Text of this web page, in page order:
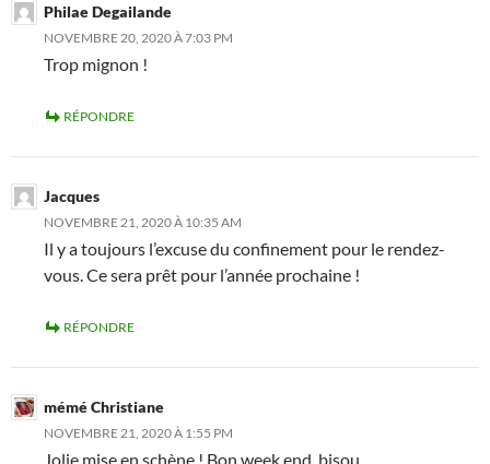
Philae Degailande
NOVEMBRE 20, 2020 À 7:03 PM
Trop mignon !
RÉPONDRE
Jacques
NOVEMBRE 21, 2020 À 10:35 AM
Il y a toujours l’excuse du confinement pour le rendez-
vous. Ce sera prêt pour l’année prochaine !
RÉPONDRE
mémé Christiane
NOVEMBRE 21, 2020 À 1:55 PM
Jolie mise en schène ! Bon week end, bisou